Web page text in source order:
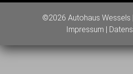
©2026 Autohaus Wessels |
Impressum |